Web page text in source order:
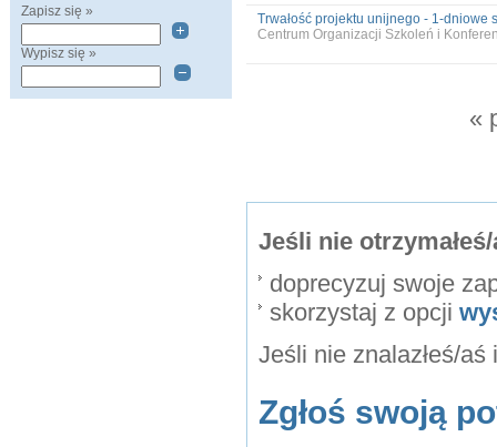
Zapisz się »
Wypisz się »
Trwałość projektu unijnego - 1-dniowe
Centrum Organizacji Szkoleń i
«
Jeśli nie
doprecyzuj swoje
skorzystaj z opcji
Jeśli nie znalazłeś/
Zgłoś swoją